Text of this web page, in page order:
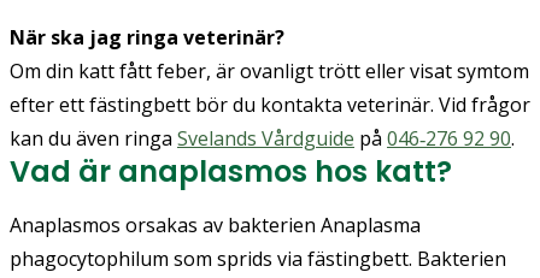
När ska jag ringa veterinär?
Om din katt fått feber, är ovanligt trött eller visat symtom
efter ett fästingbett bör du kontakta veterinär. Vid frågor
kan du även ringa Svelands Vårdguide på 046‑276 92 90.
Vad är anaplasmos hos katt?
Anaplasmos orsakas av bakterien Anaplasma
phagocytophilum som sprids via fästingbett. Bakterien